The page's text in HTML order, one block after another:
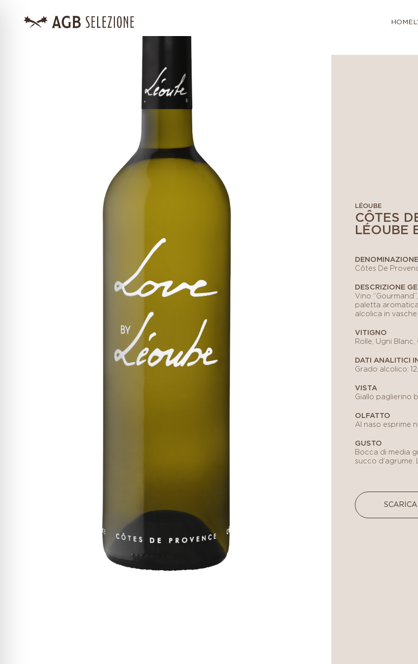
HOME
LÉOUBE
CÔTES
LÉOUBE
DENOMINAZIONE
Côtes De
DESCRIZIONE
Vino
paletta
alcolica in
VITIGNO
Rolle, Ugni Blanc,
DATI ANALITICI
Grado alcolico:
VISTA
Giallo paglierino
OLFATTO
Al naso esprime
GUSTO
Bocca di media
succo d’agrume.